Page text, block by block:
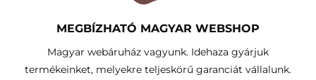
MEGBÍZHATÓ MAGYAR WEBSHOP
Magyar webáruház vagyunk. Idehaza gyárjuk
termékeinket, melyekre teljeskörű garanciát vállalunk.